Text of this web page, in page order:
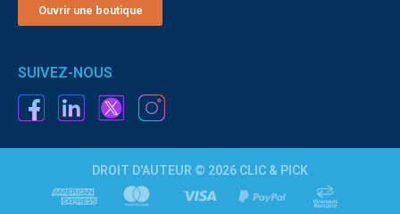
Ouvrir une boutique
SUIVEZ-NOUS
DROIT D'AUTEUR © 2026 CLIC & PICK